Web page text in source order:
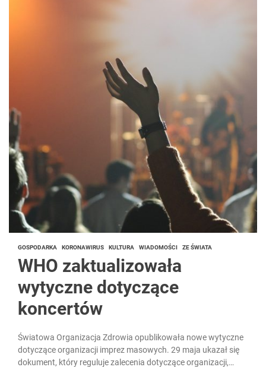
GOSPODARKA KORONAWIRUS KULTURA WIADOMOŚCI ZE ŚWIATA
WHO zaktualizowała
wytyczne dotyczące
koncertów
Światowa Organizacja Zdrowia opublikowała nowe wytyczne
dotyczące organizacji imprez masowych. 29 maja ukazał się
dokument, który reguluje zalecenia dotyczące organizacji,